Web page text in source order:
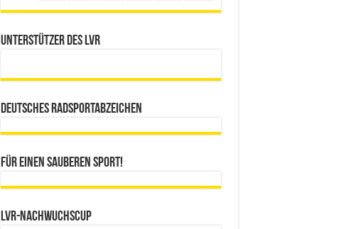
Unterstützer des LVR
Deutsches Radsportabzeichen
Für einen sauberen Sport!
LVR-Nachwuchscup